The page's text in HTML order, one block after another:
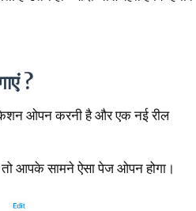
?
ओपन करनी है और एक नई रील
आपके सामने ऐसा पेज ओपन होगा।